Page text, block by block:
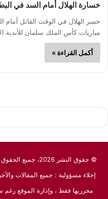
خسارة الهلال أمام السد في
خسر الهلال في الوقت القاتل أمام
مباريات كأس الملك سلمان للأندية
أكمل القراءة »
© حقوق النشر 2026، جميع الحقوق محفوظة لـموقع المايسترو الرياضي
إخلاء مسؤولية : جميع المقالات
محرريها فقط ، وإدارة الموقع رغم